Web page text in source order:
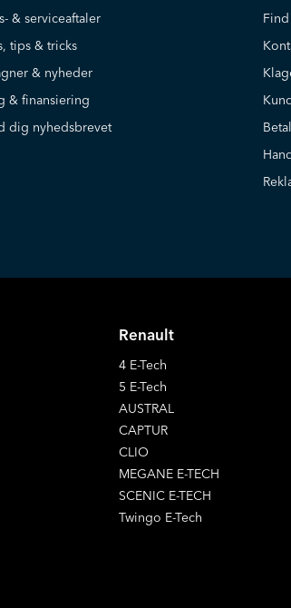
& serviceaftaler
tips & tricks
& nyheder
& finansiering
dig nyhedsbrevet
Renault
4 E-Tech
5 E-Tech
AUSTRAL
CAPTUR
CLIO
MEGANE E-TECH
SCENIC E-TECH
Twingo E-Tech